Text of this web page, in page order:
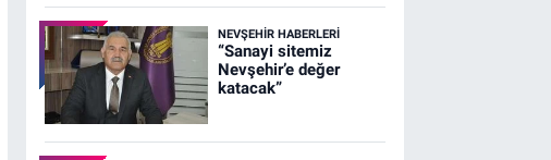
NEVŞEHIR HABERLERI
“Sanayi sitemiz
Nevşehir’e değer
katacak”